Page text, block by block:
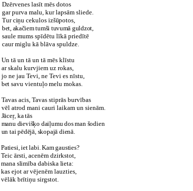
Dzērvenes lasīt mēs dotos
gar purva malu, kur lapsām sliede.
Tur ciņu cekulos izšūpotos,
bet, akačiem tumši tuvumā guldzot,
saule mums spīdētu līkā priedītē
caur miglu kā blāva spuldze.
Un tā un tā un tā mēs klīstu
ar skalu kurvjiem uz rokas,
jo ne jau Tevi, ne Tevi es nīstu,
bet savu vientuļo melu mokas.
Tavas acis, Tavas stiprās burvības
vēl atrod mani cauri laikam un sienām.
Jāceŗ, ka tās
manu dievišķo daiļumu dos man šodien
un tai pēdējā, skopajā dienā.
Patiesi, iet labi. Kam gausties?
Teic ārsti, acenēm dzirkstot,
mana slimība dabiska lieta:
kas ejot ar vējenēm lauzties,
vēlāk brītiņu sirgstot.